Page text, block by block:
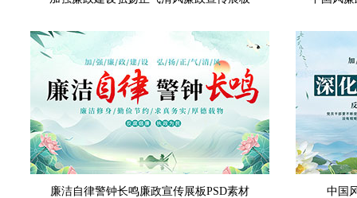
廉洁自律警钟长鸣廉政宣传展板PSD素材 中国